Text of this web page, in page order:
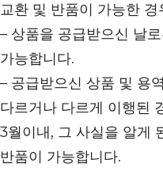
교환 및 반품이 가능한 경
– 상품을 공급받으신 날
가능합니다.
– 공급받으신 상품 및 용
다르거나 다르게 이행된
3월이내, 그 사실을 알게
반품이 가능합니다.